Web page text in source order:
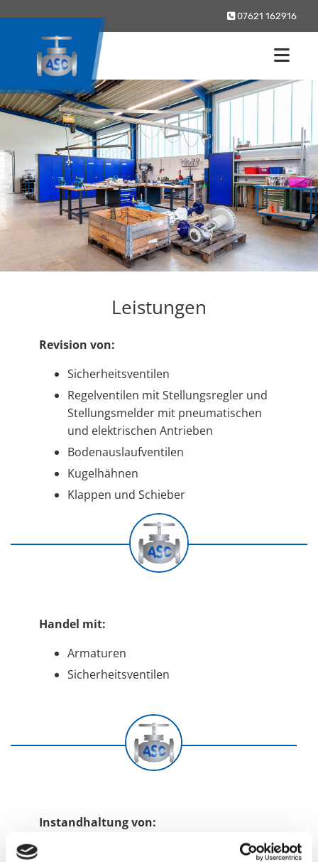
 07621 162916
Leistungen
Revision von:
Sicherheitsventilen
Regelventilen mit Stellungsregler und
Stellungs­melder mit pneumatischen
und elektrischen Antrieben
Bodenauslaufventilen
Kugelhähnen
Klappen und Schieber
Handel mit:
Armaturen
Sicherheitsventilen
Instandhaltung von: